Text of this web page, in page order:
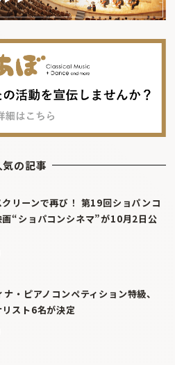
気の記事
リーンで再び！ 第19回ショパンコ
画“ショパコンシネマ”が10月2日公
・ピアノコンペティション特級、
スト6名が決定